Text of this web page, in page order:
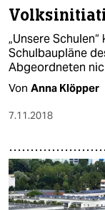
„Unsere
Schulbaupläne
Abgeordneten
Von Anna Klöpper
7.11.2018